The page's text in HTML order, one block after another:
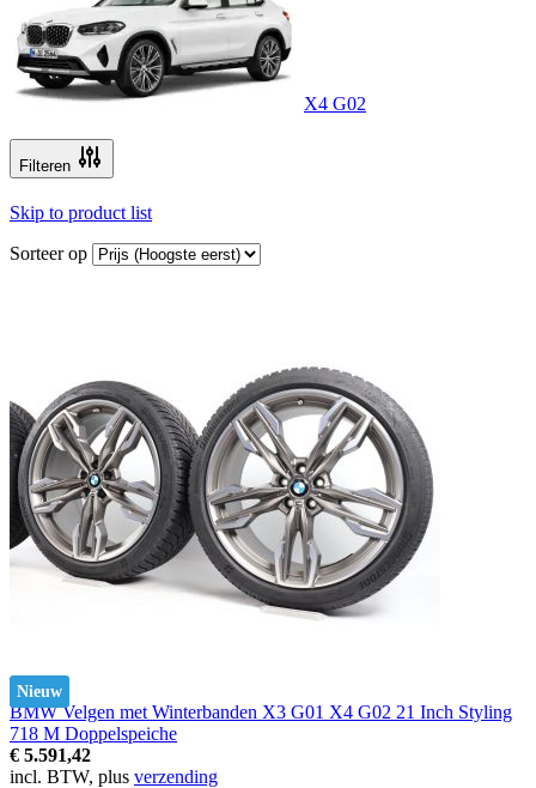
X4 G02
Filteren
Skip to product list
Sorteer op
Nieuw
BMW Velgen met Winterbanden X3 G01 X4 G02 21 Inch Styling
718 M Doppelspeiche
€ 5.591,42
incl. BTW, plus verzending